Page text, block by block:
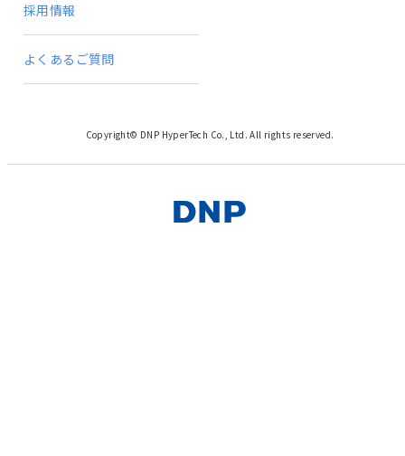
採用情報
よくあるご質問
Copyright© DNP HyperTech Co., Ltd. All rights reserved.